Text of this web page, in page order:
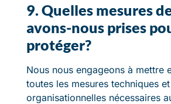
9. Quelles mesures
avons-nous prises
protéger?
Nous nous engageons à mettre
toutes les mesures techniques et
organisationnelles nécessaires